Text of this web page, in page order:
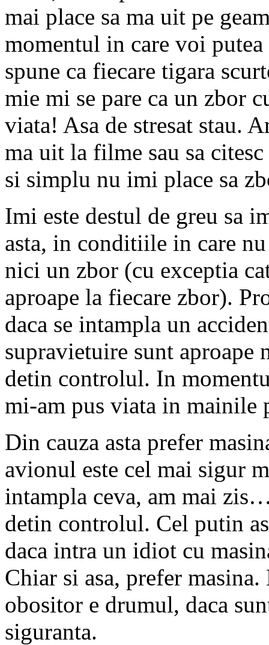
mai place sa ma uit pe
momentul in care voi
spune ca fiecare tigara
mie mi se pare ca un zbor
viata! Asa de stresat stau.
ma uit la filme sau sa
si simplu nu imi place sa
Imi este destul de greu sa
asta, in conditiile in care
nici un zbor (cu exceptia
aproape la fiecare zbor).
daca se intampla un
supravietuire sunt aproape
detin controlul. In
mi-am pus viata in
Din cauza asta prefer
avionul este cel mai sigur
intampla ceva, am mai
detin controlul. Cel putin
daca intra un idiot cu
Chiar si asa, prefer
obositor e drumul, daca
siguranta.